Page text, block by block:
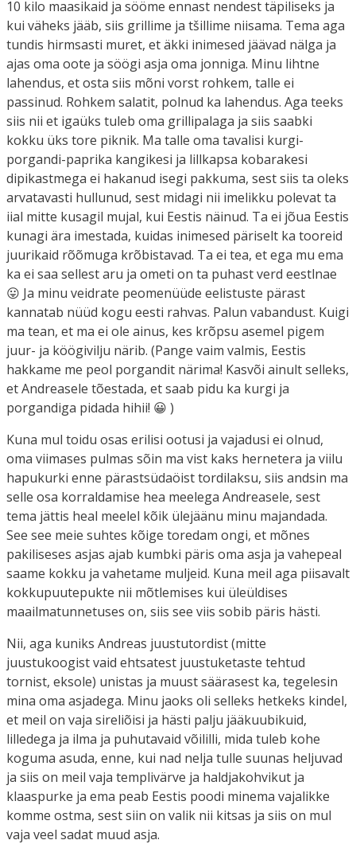
10 kilo maasikaid ja sööme ennast nendest täpiliseks ja
kui väheks jääb, siis grillime ja tšillime niisama. Tema aga
tundis hirmsasti muret, et äkki inimesed jäävad nälga ja
ajas oma oote ja söögi asja oma jonniga. Minu lihtne
lahendus, et osta siis mõni vorst rohkem, talle ei
passinud. Rohkem salatit, polnud ka lahendus. Aga teeks
siis nii et igaüks tuleb oma grillipalaga ja siis saabki
kokku üks tore piknik. Ma talle oma tavalisi kurgi-
porgandi-paprika kangikesi ja lillkapsa kobarakesi
dipikastmega ei hakanud isegi pakkuma, sest siis ta oleks
arvatavasti hullunud, sest midagi nii imelikku polevat ta
iial mitte kusagil mujal, kui Eestis näinud. Ta ei jõua Eestis
kunagi ära imestada, kuidas inimesed päriselt ka tooreid
juurikaid rõõmuga krõbistavad. Ta ei tea, et ega mu ema
ka ei saa sellest aru ja ometi on ta puhast verd eestlnae
😛 Ja minu veidrate peomenüüde eelistuste pärast
kannatab nüüd kogu eesti rahvas. Palun vabandust. Kuigi
ma tean, et ma ei ole ainus, kes krõpsu asemel pigem
juur- ja köögivilju närib. (Pange vaim valmis, Eestis
hakkame me peol porgandit närima! Kasvõi ainult selleks,
et Andreasele tõestada, et saab pidu ka kurgi ja
porgandiga pidada hihii! 😀 )
Kuna mul toidu osas erilisi ootusi ja vajadusi ei olnud,
oma viimases pulmas sõin ma vist kaks hernetera ja viilu
hapukurki enne pärastsüdaöist tordilaksu, siis andsin ma
selle osa korraldamise hea meelega Andreasele, sest
tema jättis heal meelel kõik ülejäänu minu majandada.
See see meie suhtes kõige toredam ongi, et mõnes
pakiliseses asjas ajab kumbki päris oma asja ja vahepeal
saame kokku ja vahetame muljeid. Kuna meil aga piisavalt
kokkupuutepukte nii mõtlemises kui üleüldises
maailmatunnetuses on, siis see viis sobib päris hästi.
Nii, aga kuniks Andreas juustutordist (mitte
juustukoogist vaid ehtsatest juustuketaste tehtud
tornist, eksole) unistas ja muust säärasest ka, tegelesin
mina oma asjadega. Minu jaoks oli selleks hetkeks kindel,
et meil on vaja sireliõisi ja hästi palju jääkuubikuid,
lilledega ja ilma ja puhutavaid võililli, mida tuleb kohe
koguma asuda, enne, kui nad nelja tulle suunas heljuvad
ja siis on meil vaja templivärve ja haldjakohvikut ja
klaaspurke ja ema peab Eestis poodi minema vajalikke
komme ostma, sest siin on valik nii kitsas ja siis on mul
vaja veel sadat muud asja.